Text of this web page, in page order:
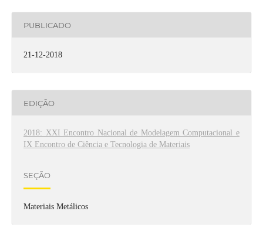
PUBLICADO
21-12-2018
EDIÇÃO
2018: XXI Encontro Nacional de Modelagem Computacional e
IX Encontro de Ciência e Tecnologia de Materiais
SEÇÃO
Materiais Metálicos